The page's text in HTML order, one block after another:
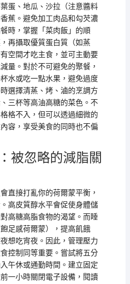
蛋、地瓜、沙拉（注意醬料
蕉。避免加工肉品和勾芡濃
時，掌握「菜肉飯」的順
再攝取優質蛋白質（如蒸
空間才吃主食，並可主動要
量。對於不可避免的聚餐，
水或吃一點水果，避免過度
選擇清蒸、烤、滷的烹調方
三杯等高油高糖的菜色。不
格不入，但可以透過細微的
容，享受美食的同時也不偏
被忽略的減脂關
直接打亂你的荷爾蒙平衡，
高皮質醇水平會促使身體儲
高糖高脂食物的渴望。而睡
足感荷爾蒙），提高飢餓
想吃宵夜。因此，管理壓力
控制同等重要。嘗試將五分
午休或通勤時間。建立固定
一小時關閉電子設備，閱讀